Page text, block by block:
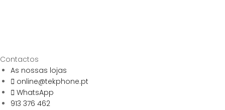
Contactos
As nossas lojas
online@tekphone.pt
WhatsApp
913 376 462